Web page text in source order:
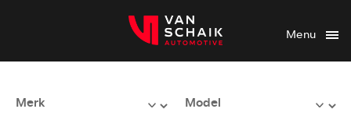
Menu